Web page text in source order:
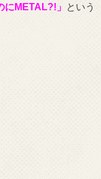
にMETAL?!」 という